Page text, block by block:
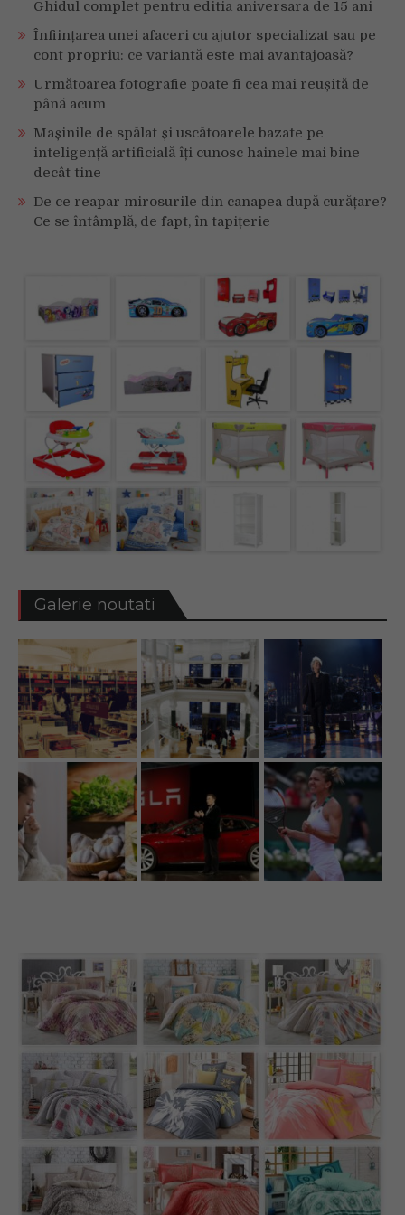
disponibile
în
România
Ghidul complet pentru editia aniversara de 15 ani
Înființarea unei afaceri cu ajutor specializat sau pe
cont propriu: ce variantă este mai avantajoasă?
Următoarea fotografie poate fi cea mai reușită de
până acum
Mașinile de spălat și uscătoarele bazate pe
inteligență artificială îți cunosc hainele mai bine
decât tine
De ce reapar mirosurile din canapea după curățare?
Ce se întâmplă, de fapt, în tapițerie
Galerie noutati